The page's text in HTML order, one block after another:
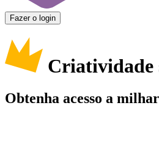
Fazer o login
Criatividade
Obtenha acesso a